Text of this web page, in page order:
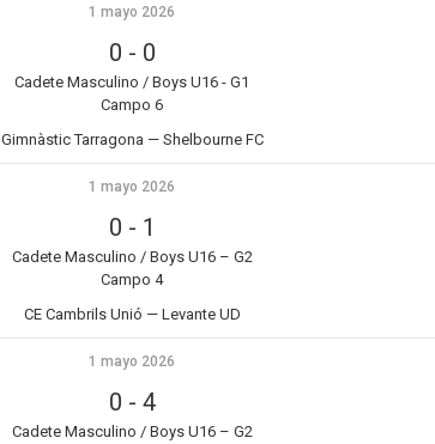
1 mayo 2026
0 - 0
Cadete Masculino / Boys U16 - G1
Campo 6
Gimnàstic Tarragona — Shelbourne FC
1 mayo 2026
0 - 1
Cadete Masculino / Boys U16 – G2
Campo 4
CE Cambrils Unió — Levante UD
1 mayo 2026
0 - 4
Cadete Masculino / Boys U16 – G2